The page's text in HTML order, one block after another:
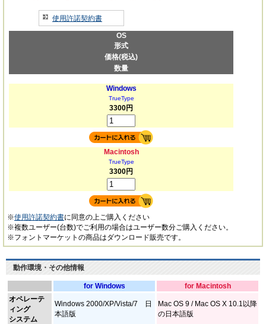
使用許諾契約書
OS
形式
価格(税込)
数量
Windows
TrueType
3300円
Macintosh
TrueType
3300円
※使用許諾契約書に同意の上ご購入ください
※複数ユーザー(台数)でご利用の場合はユーザー数分ご購入ください。
※フォントマーケットの商品はダウンロード販売です。
動作環境・その他情報
for Windows
for Macintosh
オペレーテ
ィング
システム
Windows 2000/XP/Vista/7 日
本語版
Mac OS 9 / Mac OS X 10.1以降
の日本語版